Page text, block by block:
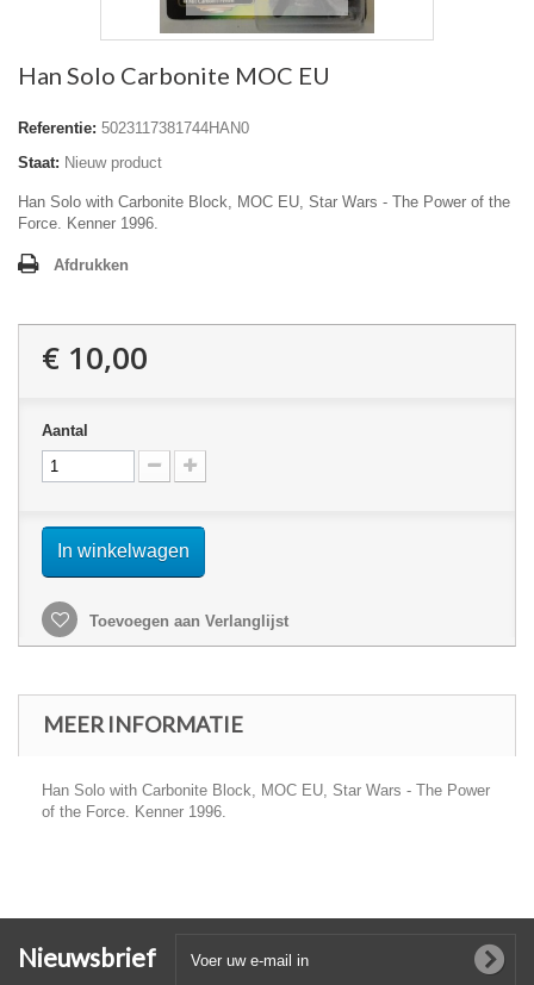
Han Solo Carbonite MOC EU
Referentie: 5023117381744HAN0
Staat: Nieuw product
Han Solo with Carbonite Block, MOC EU, Star Wars - The Power of the
Force. Kenner 1996.
Afdrukken
€ 10,00
Aantal
In winkelwagen
Toevoegen aan Verlanglijst
MEER INFORMATIE
Han Solo with Carbonite Block, MOC EU, Star Wars - The Power
of the Force. Kenner 1996.
Nieuwsbrief